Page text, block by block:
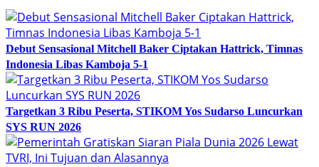
Debut Sensasional Mitchell Baker Ciptakan Hattrick, Timnas
Indonesia Libas Kamboja 5-1
Targetkan 3 Ribu Peserta, STIKOM Yos Sudarso Luncurkan
SYS RUN 2026